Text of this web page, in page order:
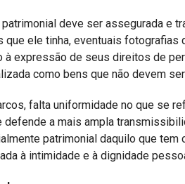
patrimonial deve ser assegurada e
que ele tinha, eventuais
à expressão de seus direitos de
como bens que não devem
falta uniformidade no que se
defende a mais ampla
patrimonial daquilo que tem
à intimidade e à dignidade